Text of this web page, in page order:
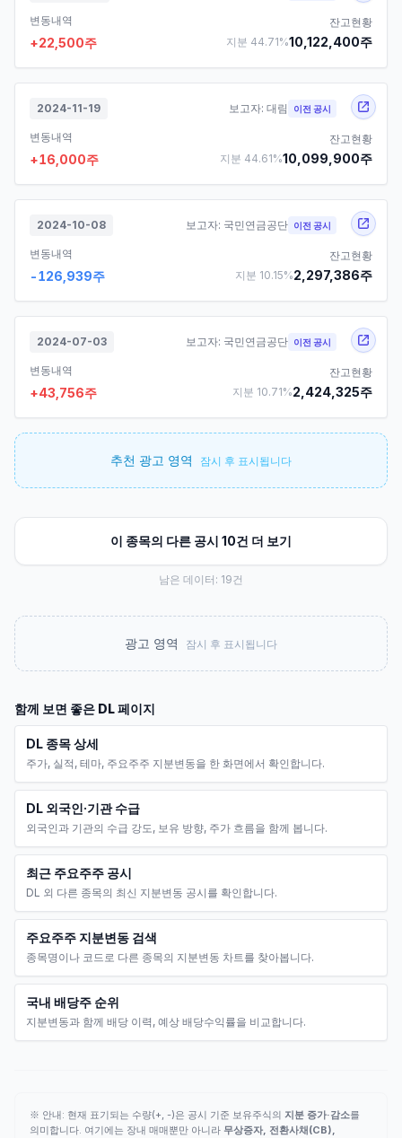
변동내역
+22,500주
잔고현황
지분 44.71%10,122,400주
2024-11-19 보고자: 대림 이전 공시
변동내역
+16,000주
잔고현황
지분 44.61%10,099,900주
2024-10-08 보고자: 국민연금공단 이전 공시
변동내역
-126,939주
잔고현황
지분 10.15%2,297,386주
2024-07-03 보고자: 국민연금공단 이전 공시
변동내역
+43,756주
잔고현황
지분 10.71%2,424,325주
추천 광고 영역 잠시 후 표시됩니다
이 종목의 다른 공시 10건 더 보기
남은 데이터: 19건
광고 영역 잠시 후 표시됩니다
함께 보면 좋은 DL페이지
DL 종목 상세
주가, 실적, 테마, 주요주주 지분변동을 한 화면에서 확인합니다.
DL 외국인·기관 수급
외국인과 기관의 수급 강도, 보유 방향, 주가 흐름을 함께 봅니다.
최근 주요주주 공시
DL 외 다른 종목의 최신 지분변동 공시를 확인합니다.
주요주주 지분변동 검색
종목명이나 코드로 다른 종목의 지분변동 차트를 찾아봅니다.
국내 배당주 순위
지분변동과 함께 배당 이력, 예상 배당수익률을 비교합니다.
※ 안내: 현재 표기되는 수량(+, -)은 공시 기준 보유주식의 지분 증가·감소를
의미합니다. 여기에는 장내 매매뿐만 아니라 무상증자, 전환사채(CB),